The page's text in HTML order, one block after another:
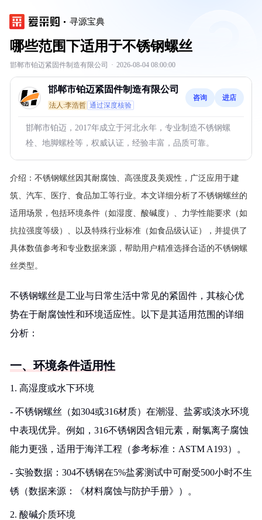
寻源宝典
哪些范围下适用于不锈钢螺丝
邯郸市铂迈紧固件制造有限公司 · 2026-08-04 08:00:00
邯郸市铂迈紧固件制造有限公司
法人:李浩哲 通过深度核验
咨询 进店
邯郸市铂迈，2017年成立于河北永年，专业制造不锈钢螺
栓、地脚螺栓等，权威认证，经验丰富，品质可靠。
介绍： 不锈钢螺丝因其耐腐蚀、高强度及美观性，广泛应用于建
筑、汽车、医疗、食品加工等行业。本文详细分析了不锈钢螺丝的
适用场景，包括环境条件（如湿度、酸碱度）、力学性能要求（如
抗拉强度等级）、以及特殊行业标准（如食品级认证），并提供了
具体数值参考和专业数据来源，帮助用户精准选择合适的不锈钢螺
丝类型。
不锈钢螺丝是工业与日常生活中常见的紧固件，其核心优
势在于耐腐蚀性和环境适应性。以下是其适用范围的详细
分析：
一、环境条件适用性
1. 高湿度或水下环境
- 不锈钢螺丝（如304或316材质）在潮湿、盐雾或淡水环境
中表现优异。例如，316不锈钢因含钼元素，耐氯离子腐蚀
能力更强，适用于海洋工程（参考标准：ASTM A193）。
- 实验数据：304不锈钢在5%盐雾测试中可耐受500小时不生
锈（数据来源：《材料腐蚀与防护手册》）。
2. 酸碱介质环境